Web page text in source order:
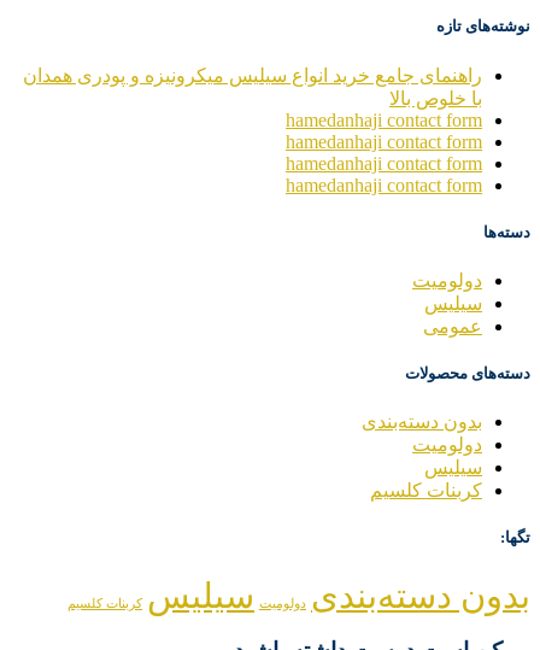
نوشته‌های تازه
راهنمای جامع خرید انواع سیلیس میکرونیزه و پودری همدان
با خلوص بالا
hamedanhaji contact form
hamedanhaji contact form
hamedanhaji contact form
hamedanhaji contact form
دسته‌ها
دولومیت
سیلیس
عمومی
دسته‌های محصولات
بدون دسته‌بندی
دولومیت
سیلیس
کربنات کلسیم
تگها:
بدون دسته‌بندی دولومیت سیلیس کربنات کلسیم